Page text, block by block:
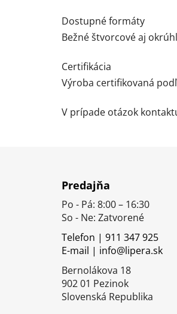
Dostupné formáty
Bežné štvorcové aj
Certifikácia
Výroba certifikovaná
V prípade otázok
Predajňa
Po - Pá: 8:00 – 16:30
So - Ne: Zatvorené
Telefon | 911 347 925
E-mail | info@lipera.sk
Bernolákova 18
902 01 Pezinok
Slovenská Republika